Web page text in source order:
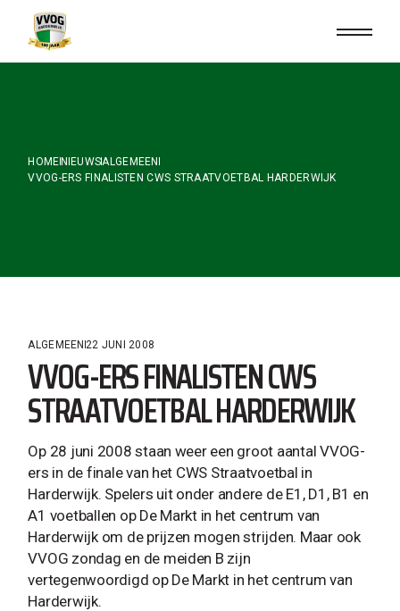
content
HOME NIEUWSALGEMEEN
VVOG-ERS FINALISTEN CWS STRAATVOETBAL HARDERWIJK
ALGEMEEN 22 JUNI 2008
VVOG-ERS FINALISTEN CWS
STRAATVOETBAL HARDERWIJK
Op 28 juni 2008 staan weer een groot aantal VVOG-
ers in de finale van het CWS Straatvoetbal in
Harderwijk. Spelers uit onder andere de E1, D1, B1 en
A1 voetballen op De Markt in het centrum van
Harderwijk om de prijzen mogen strijden. Maar ook
VVOG zondag en de meiden B zijn
vertegenwoordigd op De Markt in het centrum van
Harderwijk.